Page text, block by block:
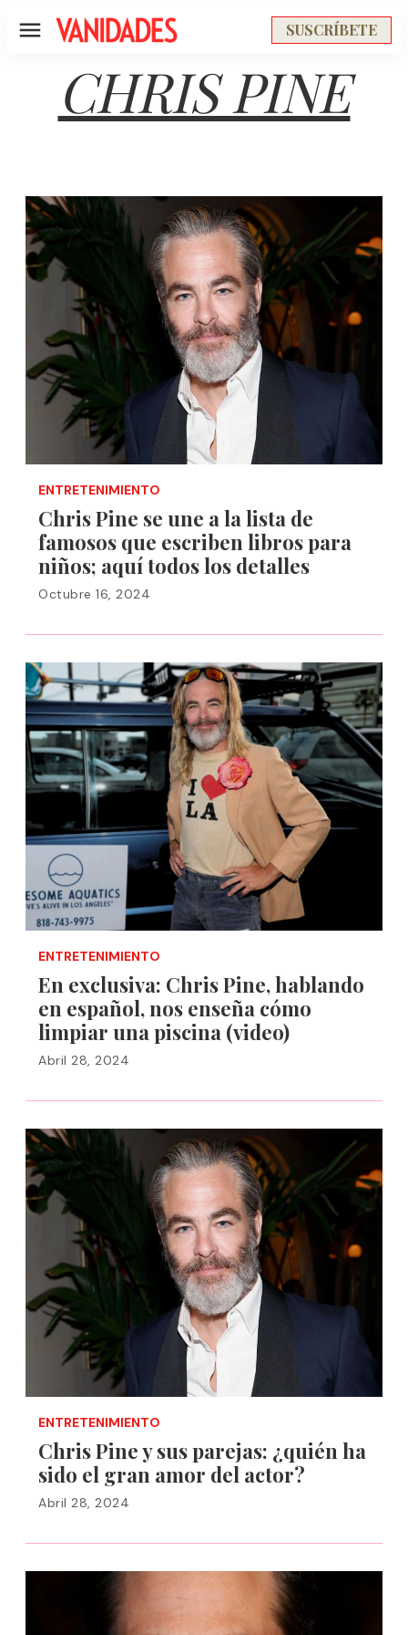
Menú SUSCRÍBETE
CHRIS PINE
ENTRETENIMIENTO
Chris Pine se une a la lista de
famosos que escriben libros para
niños; aquí todos los detalles
Octubre 16, 2024
ENTRETENIMIENTO
En exclusiva: Chris Pine, hablando
en español, nos enseña cómo
limpiar una piscina (video)
Abril 28, 2024
ENTRETENIMIENTO
Chris Pine y sus parejas: ¿quién ha
sido el gran amor del actor?
Abril 28, 2024